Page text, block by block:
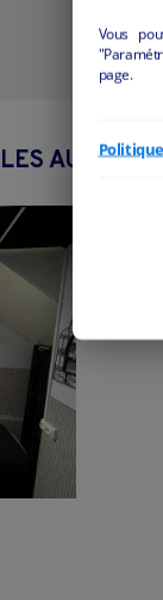
LES AUTRES
Vous
page.